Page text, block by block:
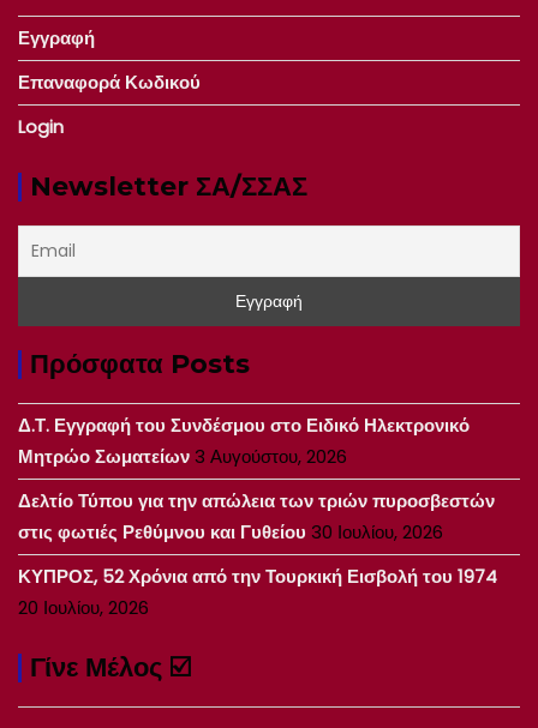
Εγγραφή
Επαναφορά Κωδικού
Login
Newsletter ΣΑ/ΣΣΑΣ
Πρόσφατα Posts
Δ.Τ. Εγγραφή του Συνδέσμου στο Ειδικό Ηλεκτρονικό
Μητρώο Σωματείων3 Αυγούστου, 2026
Δελτίο Τύπου για την απώλεια των τριών πυροσβεστών
στις φωτιές Ρεθύμνου και Γυθείου 30 Ιουλίου, 2026
ΚΥΠΡΟΣ, 52 Χρόνια από την Τουρκική Εισβολή του 1974
20 Ιουλίου, 2026
Γίνε Μέλος ☑️